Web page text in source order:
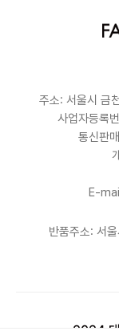
주소: 서울시 금
사업자등록
통신판
E-
반품주소: 서